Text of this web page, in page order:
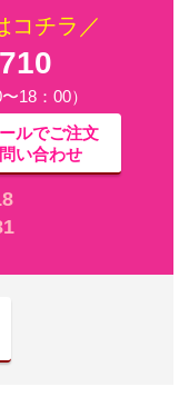
コチラ／
18：00）
ルでご注文
い合わせ